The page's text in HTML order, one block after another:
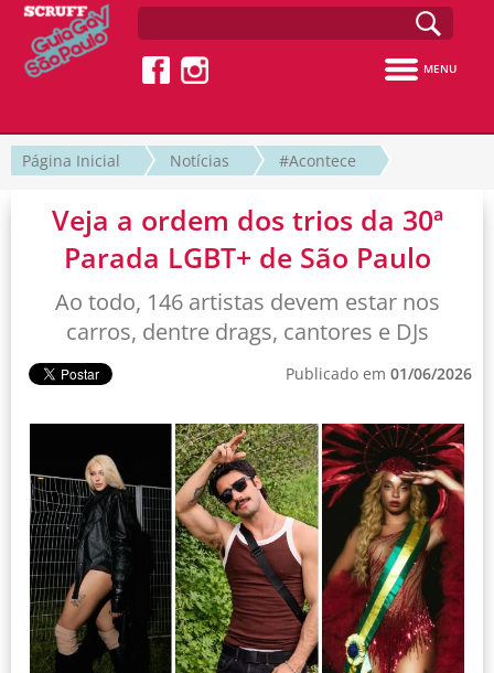
MENU
Página Inicial Notícias #Acontece
Veja a ordem dos trios da 30ª
Parada LGBT+ de São Paulo
Ao todo, 146 artistas devem estar nos
carros, dentre drags, cantores e DJs
Publicado em 01/06/2026